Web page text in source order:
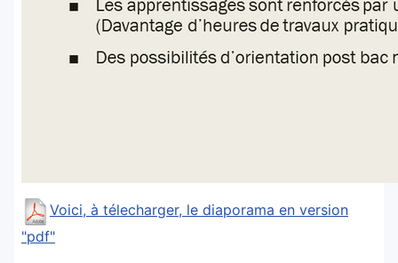
Voici, à télecharger, le diaporama en version
"pdf"